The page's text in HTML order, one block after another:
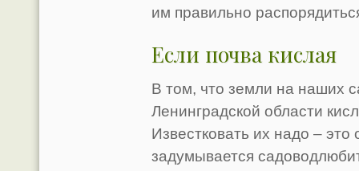
им правильно
Если почва кислая
В том, что земли на наших
Ленинградской области
Известковать их надо –
задумывается